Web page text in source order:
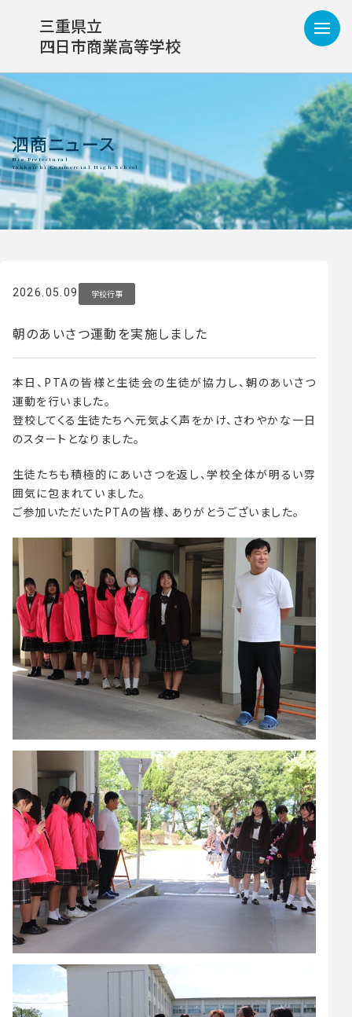
三重県立
四日市商業高等学校
泗商ニュース
2026.05.09 学校行事
朝のあいさつ運動を実施しました
本日、PTAの皆様と生徒会の生徒が協力し、朝のあいさつ
運動を行いました。
登校してくる生徒たちへ元気よく声をかけ、さわやかな一日
のスタートとなりました。
生徒たちも積極的にあいさつを返し、学校全体が明るい雰
囲気に包まれていました。
ご参加いただいたPTAの皆様、ありがとうございました。